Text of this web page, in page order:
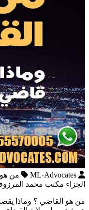
ML-Advocates
من
الجزاء مكتب محمد
من هو القاضي ؟ وماذا